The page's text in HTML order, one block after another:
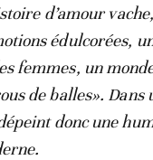
d’amour
édulcorées,
femmes, un
de balles». Dans
donc une